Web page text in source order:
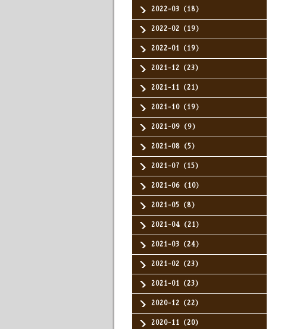
2022-03（18）
2022-02（19）
2022-01（19）
2021-12（23）
2021-11（21）
2021-10（19）
2021-09（9）
2021-08（5）
2021-07（15）
2021-06（10）
2021-05（8）
2021-04（21）
2021-03（24）
2021-02（23）
2021-01（23）
2020-12（22）
2020-11（20）